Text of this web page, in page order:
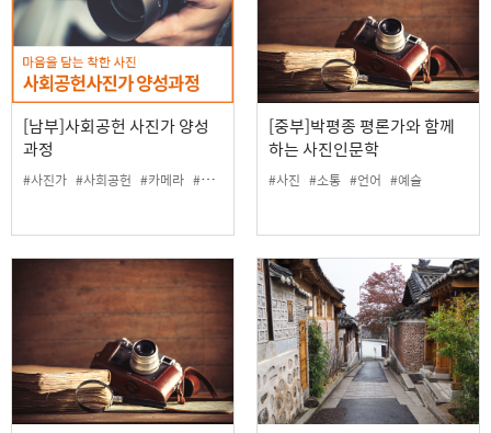
[남부]사회공헌 사진가 양성
과정
#사진가 #사회공헌 #카메라 #현장실습
[중부]박평종 평론가와 함께
하는 사진인문학
#사진 #소통 #언어 #예술